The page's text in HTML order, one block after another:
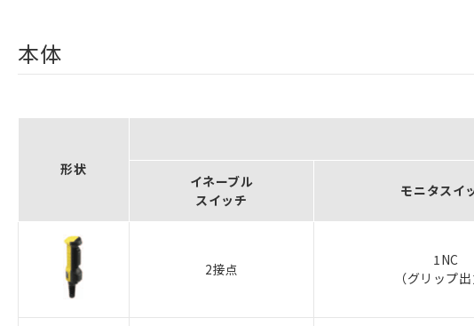
本体
形状
イネーブル
スイッチ
モニタスイ
2接点
1NC
（グリップ出